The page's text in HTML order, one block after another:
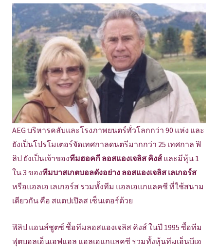
AEG บริหารคลับและโรงภาพยนตร์ทั่วโลกกว่า 90 แห่ง และ
ยังเป็นโปรโมเตอร์จัดเทศกาลดนตรีมากกว่า 25 เทศกาล ฟิ
ลิป ยังเป็นเจ้าของทีมฮอคกี ลอสแองเจลิส คิงส์ และมีหุ้น 1
ใน 3 ของทีมบาสเกตบอลดังอย่าง ลอสแองเจลิส เลเกอร์ส
หรือแอลเอ เลเกอร์ส รวมทั้งทีม แอลเอแกแลคซี ที่ใช้สนาม
เดียวกัน คือ สแตปเปิลส เซ็นเตอร์ด้วย
ฟิลิป แอนส์ชูตซ์ ซื้อทีมลอสแองเจลิส คิงส์ ในปี 1995 ซื้อทีม
ฟุตบอลเอ็นเอฟแอล แอลเอแกแลคซี รวมทั้งหุ้นทีมเอ็นบีเอ